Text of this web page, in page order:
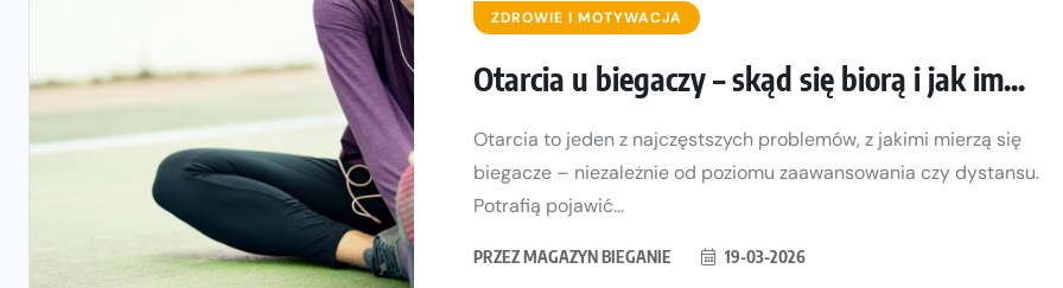
ZDROWIE I MOTYWACJA
Otarcia u biegaczy – skąd się biorą i jak im...
Otarcia to jeden z najczęstszych problemów, z jakimi mierzą się
biegacze – niezależnie od poziomu zaawansowania czy dystansu.
Potrafią pojawić...
PRZEZMAGAZYN BIEGANIE 19-03-2026